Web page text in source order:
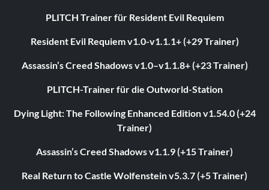
PLITCH Trainer für Resident Evil Requiem
Resident Evil Requiem v1.0-v1.1.1+ (+29 Trainer)
Assassin’s Creed Shadows v1.0–v1.1.8+ (+23 Trainer)
PLITCH-Trainer für die Outworld-Station
Dying Light: The Following Enhanced Edition v1.54.0 (+24
Trainer)
Assassin’s Creed Shadows v1.1.9 (+15 Trainer)
Real Return to Castle Wolfenstein v5.3.7 (+5 Trainer)